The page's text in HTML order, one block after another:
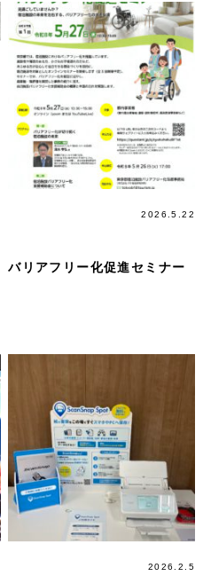
2026.5.22
バリアフリー化促進セミナー
2026.2.5